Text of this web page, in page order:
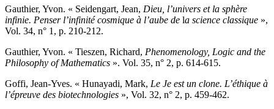
Gauthier, Yvon. « Seidengart, Jean, Dieu, l’univers et la sphère
infinie. Penser l’infinité cosmique à l’aube de la science classique »,
Vol. 34, n° 1, p. 210-212.
Gauthier, Yvon. « Tieszen, Richard, Phenomenology, Logic and the
Philosophy of Mathematics ». Vol. 35, n° 2, p. 614-615.
Goffi, Jean-Yves. « Hunayadi, Mark, Le Je est un clone. L’éthique à
l’épreuve des biotechnologies », Vol. 32, n° 2, p. 459-462.